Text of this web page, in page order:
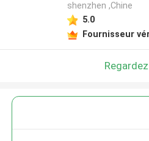
shenzhen ,Chine
5.0
Fournisseur